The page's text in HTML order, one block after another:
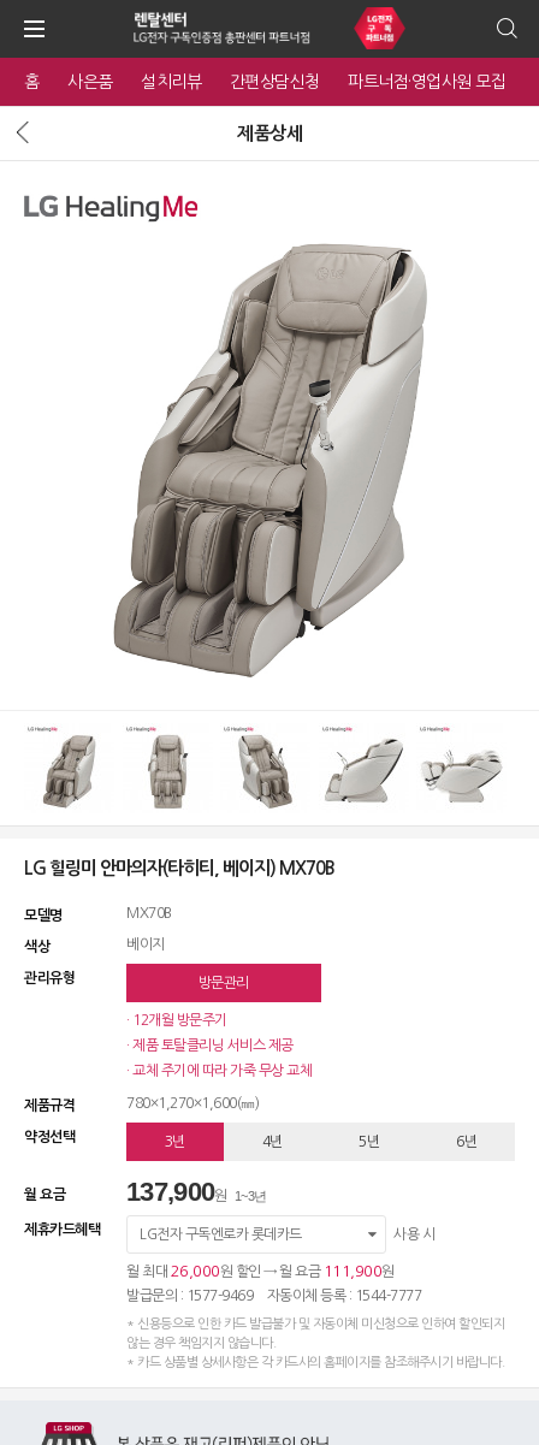
홈 사은품 설치리뷰 간편상담신청 파트너점·영업사원 모집
제품상세
LG 힐링미 안마의자(타히티, 베이지) MX70B
모델명 MX70B
색상 베이지
관리유형 방문관리
· 12개월 방문주기
· 제품 토탈클리닝 서비스 제공
· 교체 주기에 따라 가죽 무상 교체
제품규격 780×1,270×1,600(㎜)
약정선택 3년 4년 5년 6년
월 요금 137,900원 1~3년
제휴카드혜택 LG전자 구독엔로카 롯데카드 사용 시
월 최대 26,000원 할인 → 월 요금 111,900원
발급문의 : 1577-9469 자동이체 등록 : 1544-7777
* 신용등으로 인한 카드 발급불가 및 자동이체 미신청으로 인하여 할인되지
않는 경우 책임지지 않습니다.
* 카드 상품별 상세사항은 각 카드사의 홈페이지를 참조해주시기 바랍니다.